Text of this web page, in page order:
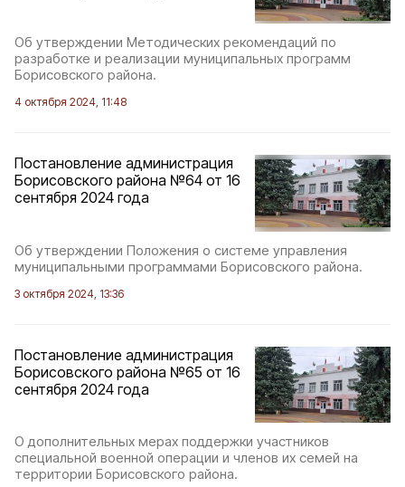
Об утверждении Методических рекомендаций по
разработке и реализации муниципальных программ
Борисовского района.
4 октября 2024, 11:48
Постановление администрация
Борисовского района №64 от 16
сентября 2024 года
Об утверждении Положения о системе управления
муниципальными программами Борисовского района.
3 октября 2024, 13:36
Постановление администрация
Борисовского района №65 от 16
сентября 2024 года
О дополнительных мерах поддержки участников
специальной военной операции и членов их семей на
территории Борисовского района.